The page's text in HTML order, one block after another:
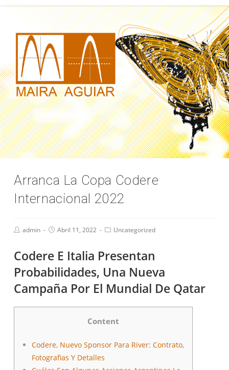
Arranca La Copa Codere
Internacional 2022
admin Abril 11, 2022 Uncategorized
Codere E Italia Presentan
Probabilidades, Una Nueva
Campaña Por El Mundial De Qatar
Content
Codere, Nuevo Sponsor Para River: Contrato,
Fotografias Y Detalles